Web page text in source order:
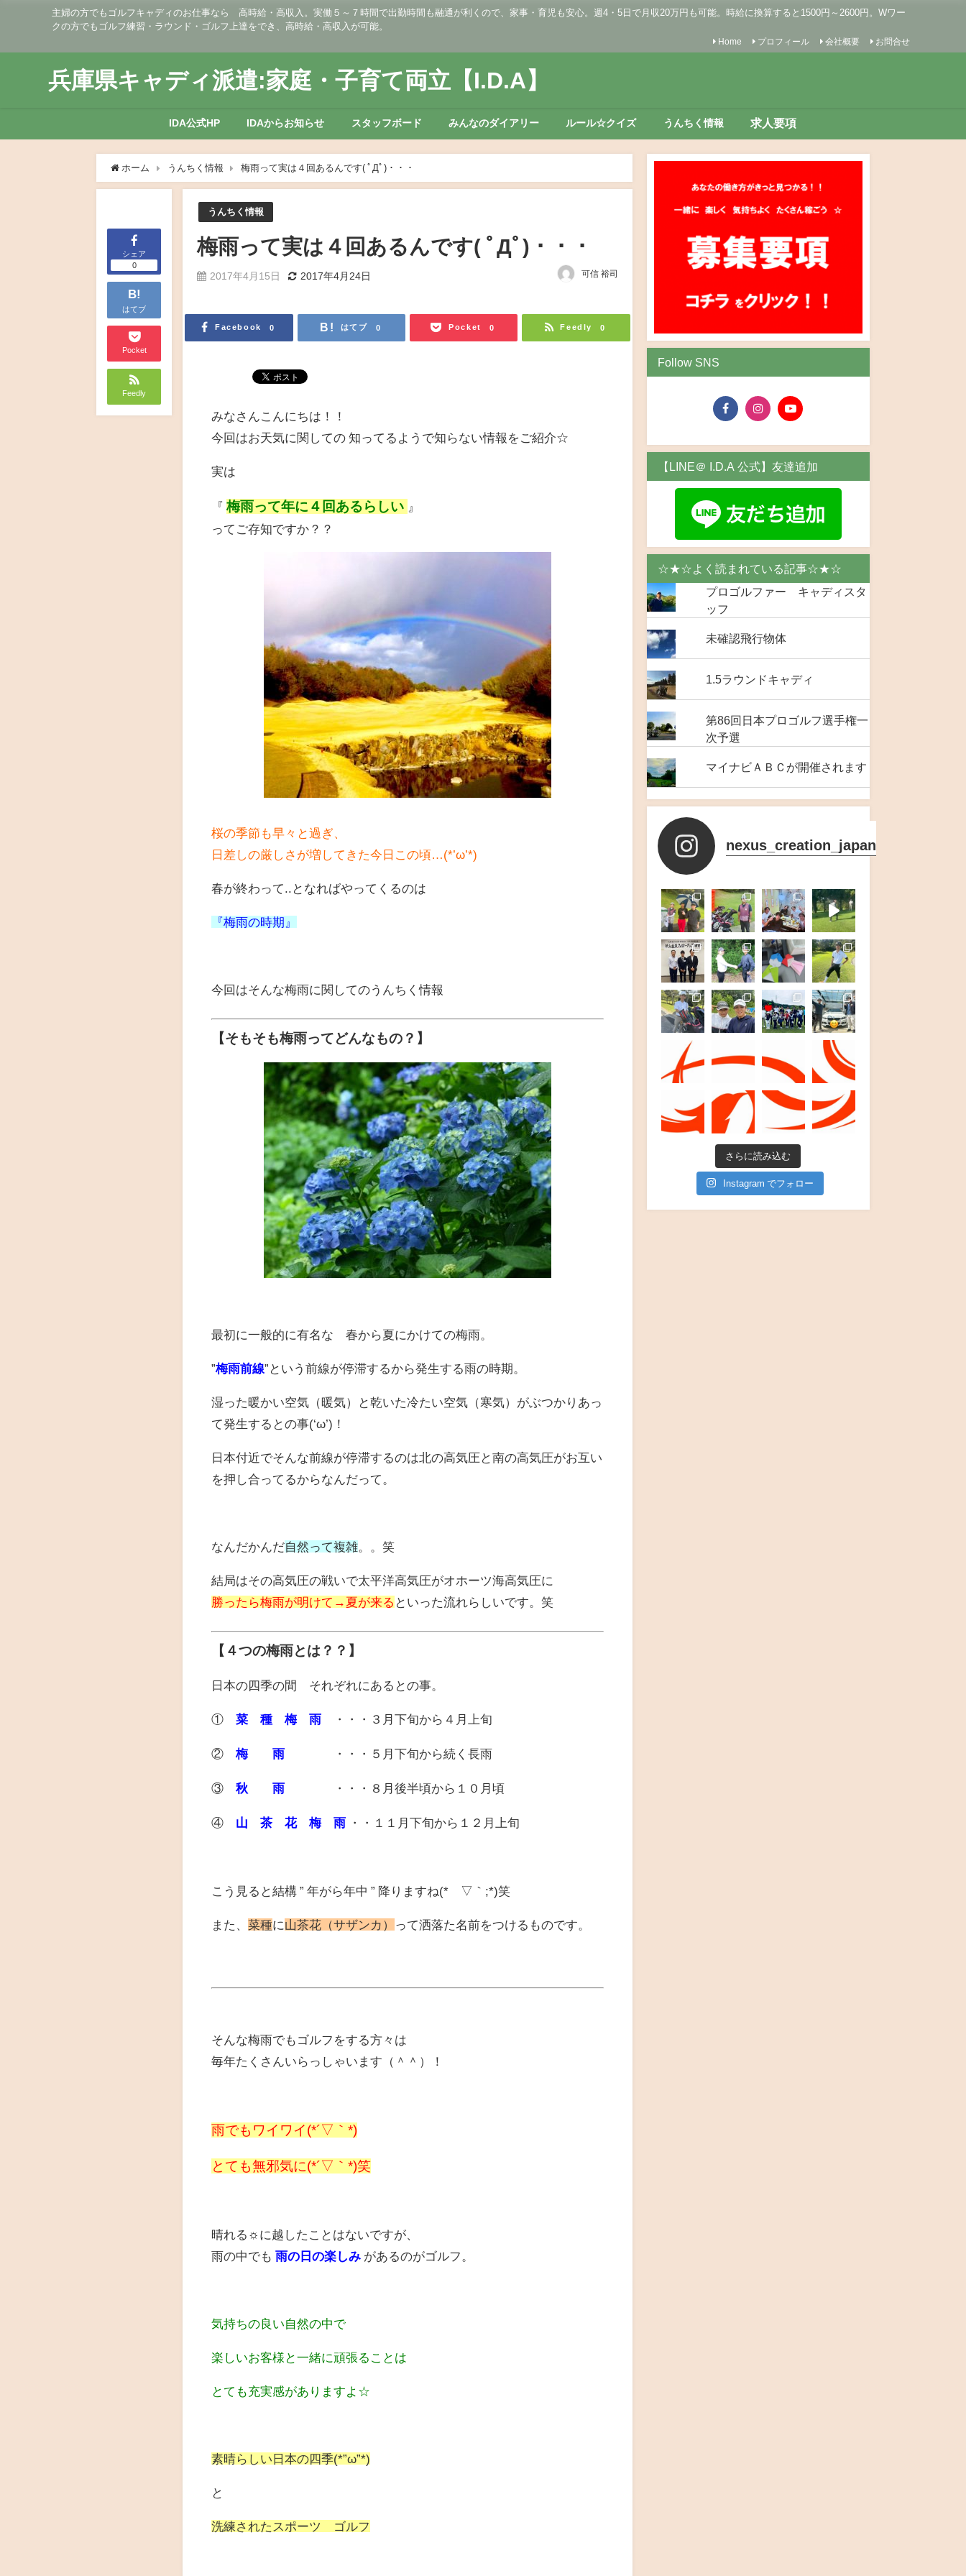
主婦の方でもゴルフキャディのお仕事なら 高時給・高収入。実働５～７時間で出勤時間も融通が利くので、家事・育児も安心。週4・5日で月収20万円も可能。時給に換算すると1500円～2600円。Wワー
クの方でもゴルフ練習・ラウンド・ゴルフ上達をでき、高時給・高収入が可能。
Home プロフィール 会社概要 お問合せ
兵庫県キャディ派遣:家庭・子育て両立【I.D.A】
IDA公式HP IDAからお知らせ スタッフボード みんなのダイアリー ルール☆クイズ うんちく情報 求人要項
ホーム うんちく情報 梅雨って実は４回あるんです( ﾟДﾟ)・・・
シェア
0
B!
はてブ
Pocket
Feedly
うんちく情報
梅雨って実は４回あるんです( ﾟДﾟ)・・・
2017年4月15日 2017年4月24日 可信 裕司
Facebook 0 はてブ 0 Pocket 0 Feedly 0
みなさんこんにちは！！
今回はお天気に関しての 知ってるようで知らない情報をご紹介☆
実は
『梅雨って年に４回あるらしい 』
ってご存知ですか？？
桜の季節も早々と過ぎ、
日差しの厳しさが増してきた今日この頃…(*’ω’*)
春が終わって..となればやってくるのは
『梅雨の時期』
今回はそんな梅雨に関してのうんちく情報
【そもそも梅雨ってどんなもの？】
最初に一般的に有名な 春から夏にかけての梅雨。
”梅雨前線”という前線が停滞するから発生する雨の時期。
湿った暖かい空気（暖気）と乾いた冷たい空気（寒気）がぶつかりあっ
て発生するとの事(‘ω’)！
日本付近でそんな前線が停滞するのは北の高気圧と南の高気圧がお互い
を押し合ってるからなんだって。
なんだかんだ自然って複雑 。。笑
結局はその高気圧の戦いで太平洋高気圧がオホーツ海高気圧に
勝ったら梅雨が明けて→夏が来る といった流れらしいです。笑
【４つの梅雨とは？？】
日本の四季の間 それぞれにあるとの事。
①菜 種 梅 雨 ・・・３月下旬から４月上旬
②梅 雨 ・・・５月下旬から続く長雨
③秋 雨 ・・・８月後半頃から１０月頃
④ 山 茶 花 梅 雨 ・・１１月下旬から１２月上旬
こう見ると結構 ” 年がら年中 ” 降りますね(*´▽｀;*)笑
また、菜種に山茶花（サザンカ） って洒落た名前をつけるものです。
そんな梅雨でもゴルフをする方々は
毎年たくさんいらっしゃいます（＾＾）！
雨でもワイワイ(*´▽｀*)
とても無邪気に(*´▽｀*)笑
晴れる☼に越したことはないですが、
雨の中でも雨の日の楽しみ があるのがゴルフ。
気持ちの良い自然の中で
楽しいお客様と一緒に頑張ることは
とても充実感がありますよ☆
素晴らしい日本の四季(*”ω”*)
と
洗練されたスポーツ ゴルフ
Follow SNS
【LINE＠ I.D.A 公式】友達追加
☆★☆よく読まれている記事☆★☆
プロゴルファー キャディスタ
ッフ
未確認飛行物体
1.5ラウンドキャディ
第86回日本プロゴルフ選手権一
次予選
マイナビＡＢＣが開催されます
nexus_creation_japan
さらに読み込む
Instagram でフォロー